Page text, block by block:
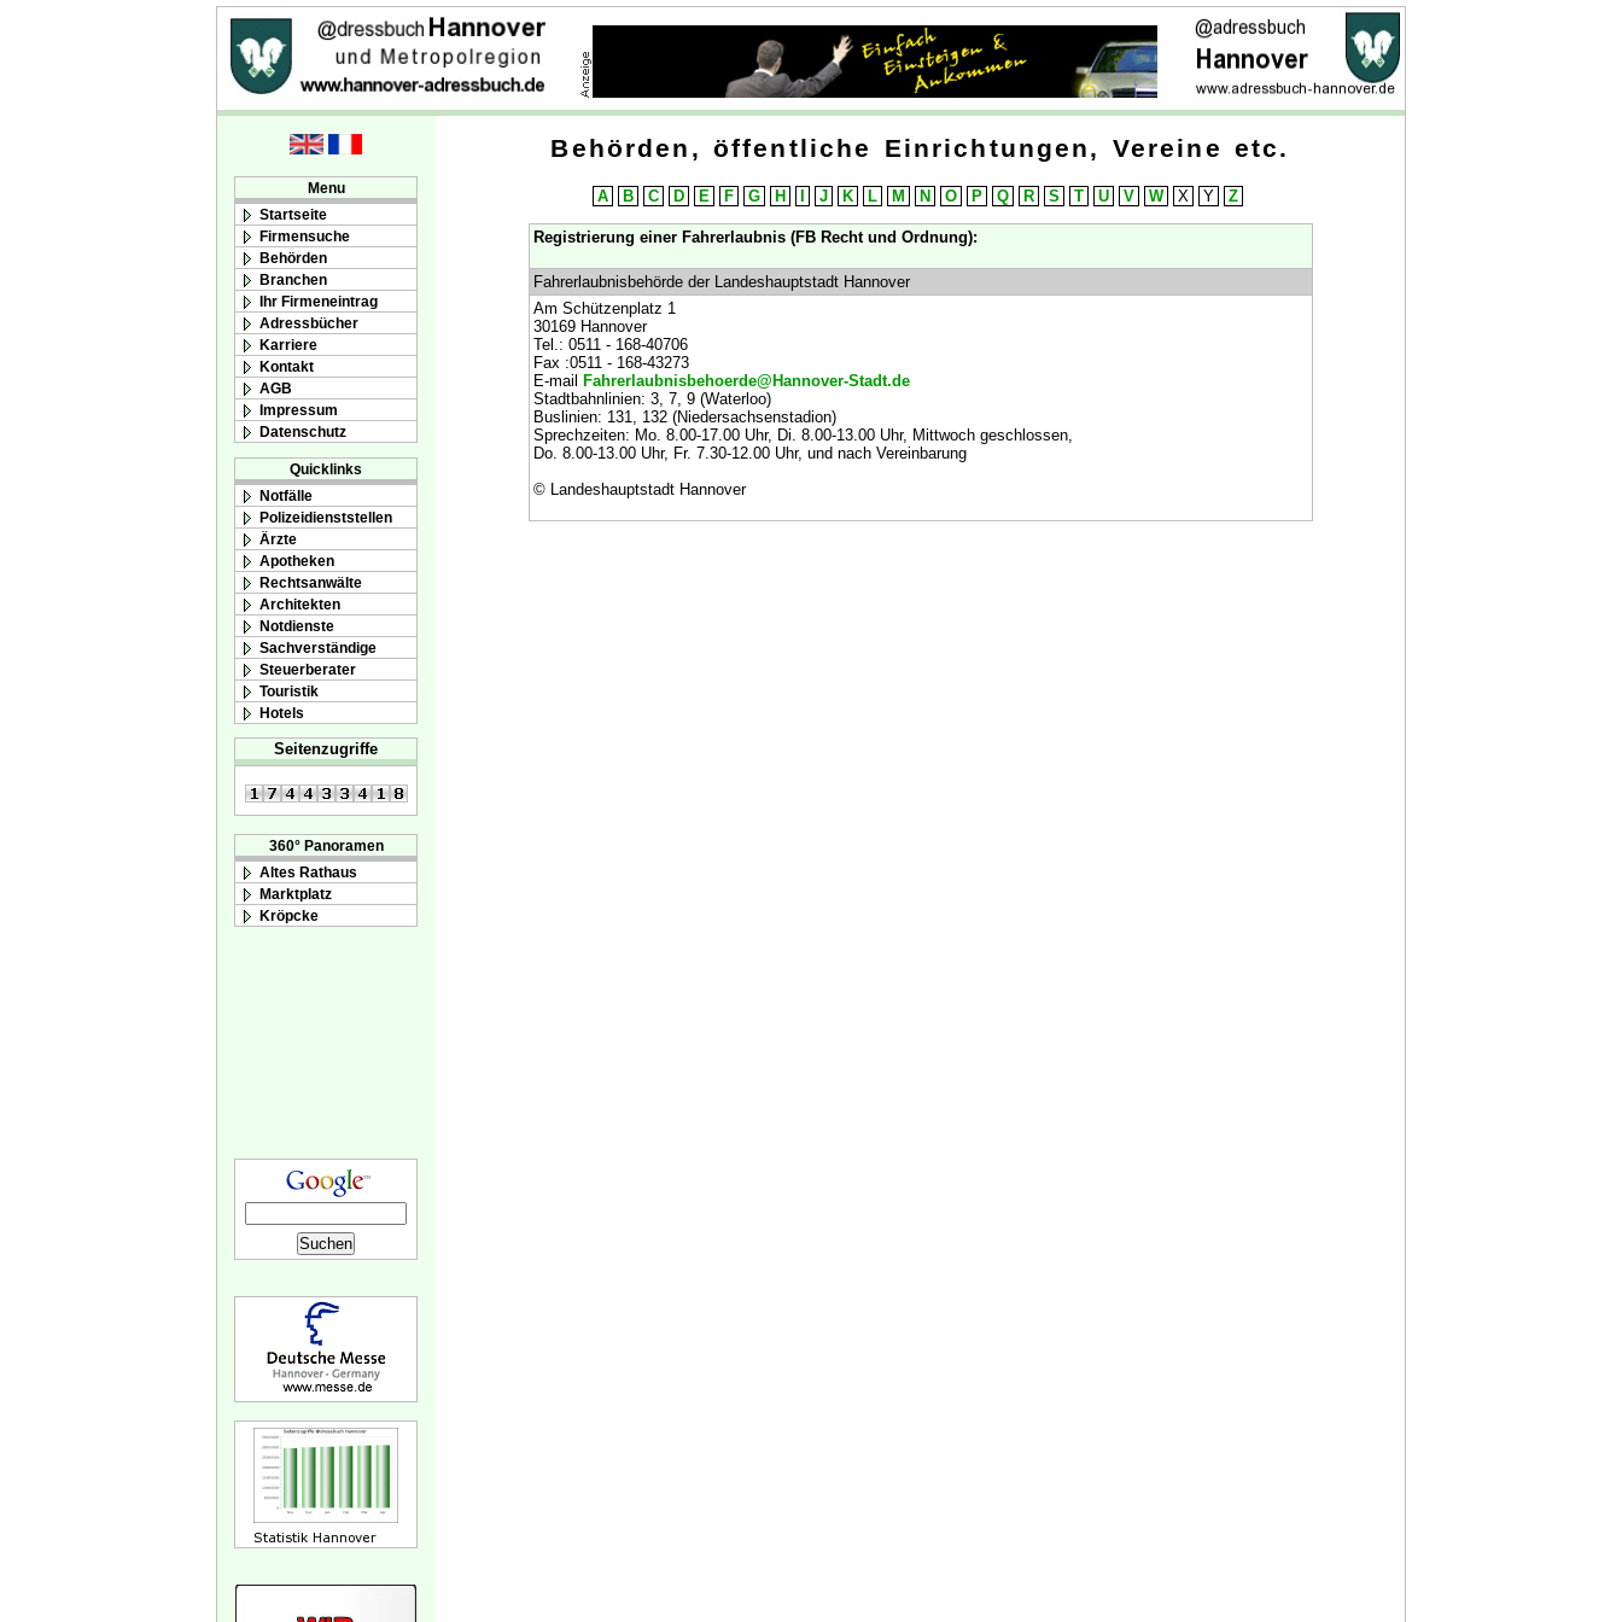
Menu
Startseite
Firmensuche
Behörden
Branchen
Ihr Firmeneintrag
Adressbücher
Karriere
Kontakt
AGB
Impressum
Datenschutz
Quicklinks
Notfälle
Polizeidienststellen
Ärzte
Apotheken
Rechtsanwälte
Architekten
Notdienste
Sachverständige
Steuerberater
Touristik
Hotels
Seitenzugriffe
360° Panoramen
Altes Rathaus
Marktplatz
Kröpcke
Behörden, öffentliche Einrichtungen, Vereine etc.
A B C D E F G H J K L M N O P Q R S T U V W X Y Z
Registrierung einer Fahrerlaubnis (FB Recht und Ordnung):
Fahrerlaubnisbehörde der Landeshauptstadt Hannover
Am Schützenplatz 1
30169 Hannover
Tel.: 0511 - 168-40706
Fax :0511 - 168-43273
E-mail
Fahrerlaubnisbehoerde@Hannover-Stadt.de
Stadtbahnlinien: 3, 7, 9 (Waterloo)
Buslinien: 131, 132 (Niedersachsenstadion)
Sprechzeiten: Mo. 8.00-17.00 Uhr, Di. 8.00-13.00 Uhr, Mittwoch geschlossen,
Do. 8.00-13.00 Uhr, Fr. 7.30-12.00 Uhr, und nach Vereinbarung
© Landeshauptstadt Hannover